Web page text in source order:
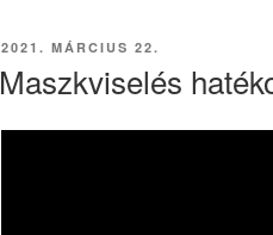
BEKÜLDVE:
2021. MÁRCIUS 22.
Maszkviselés